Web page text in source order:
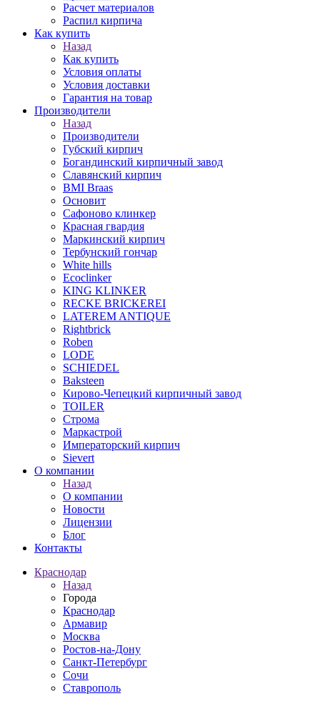
Расчет материалов
Распил кирпича
Как купить
Назад
Как купить
Условия оплаты
Условия доставки
Гарантия на товар
Производители
Назад
Производители
Губский кирпич
Богандинский кирпичный завод
Славянский кирпич
BMI Braas
Основит
Сафоново клинкер
Красная гвардия
Маркинский кирпич
Тербунский гончар
White hills
Ecoclinker
KING KLINKER
RECKE BRICKEREI
LATEREM ANTIQUE
Rightbrick
Roben
LODE
SCHIEDEL
Baksteen
Кирово-Чепецкий кирпичный завод
TOILER
Строма
Маркастрой
Императорский кирпич
Sievert
О компании
Назад
О компании
Новости
Лицензии
Блог
Контакты
Краснодар
Назад
Города
Краснодар
Армавир
Москва
Ростов-на-Дону
Санкт-Петербург
Сочи
Ставрополь